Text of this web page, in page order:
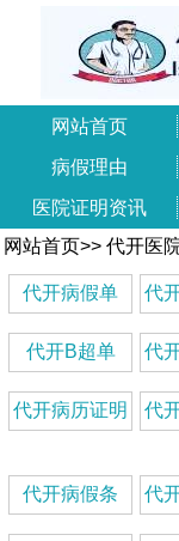
网站首页
病假理由
医院证明资讯
网站首页>> 代开医
代开病假单 代
代开B超单 代
代开病历证明 代
代开病假条 代